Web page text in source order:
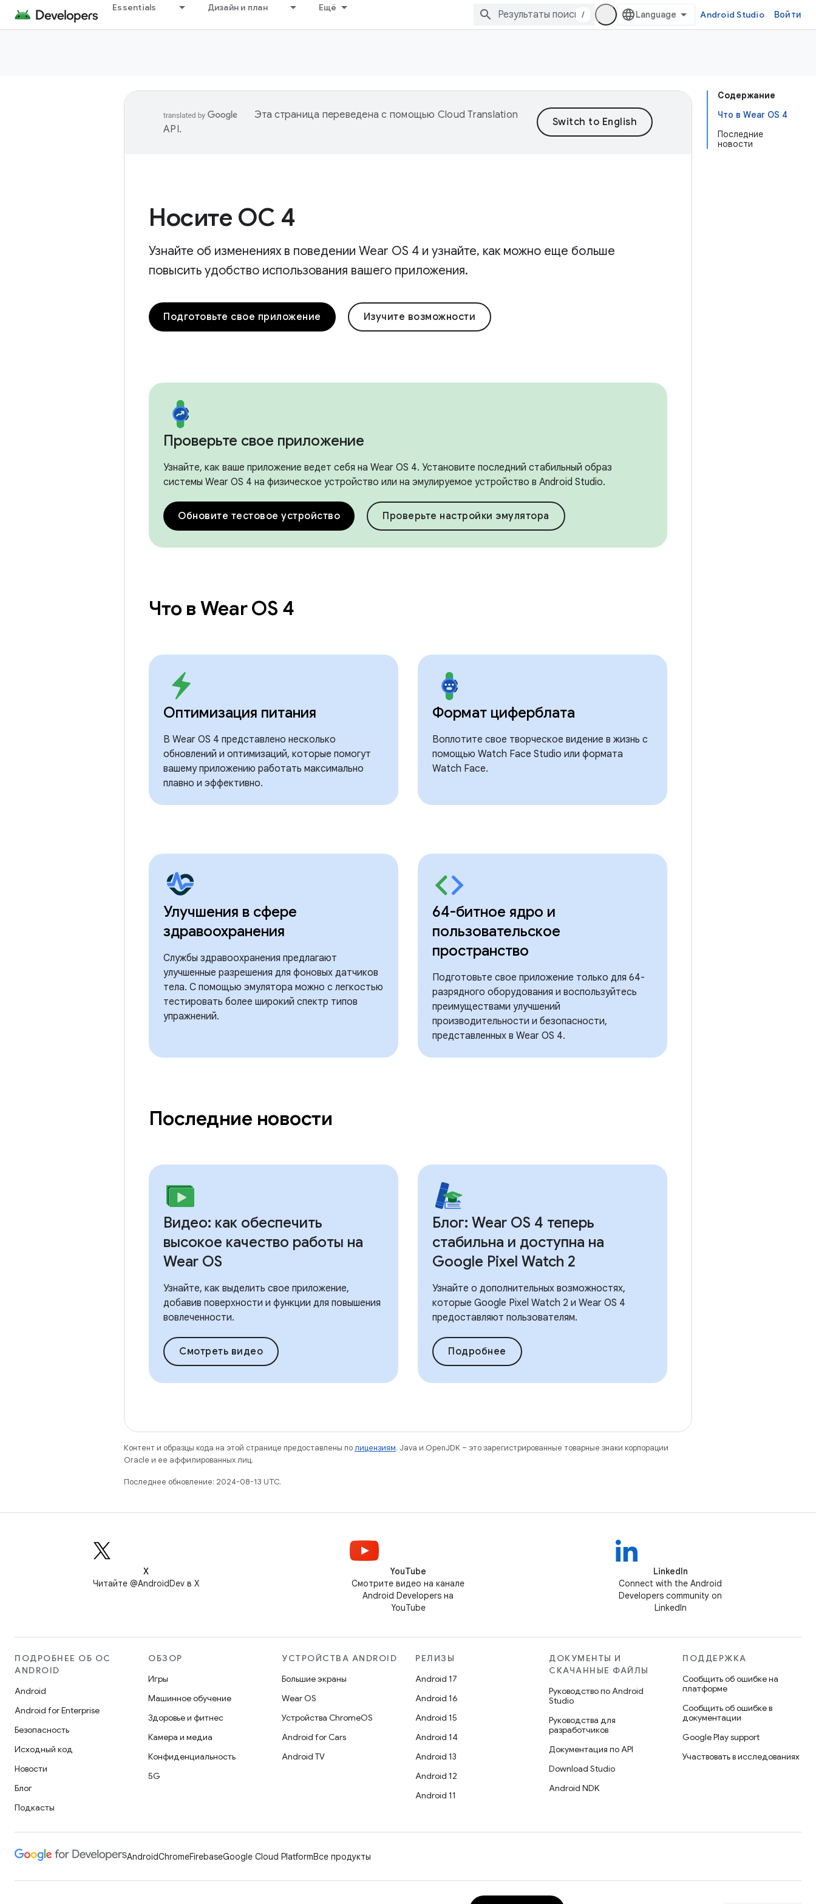
Essentials Дизайн и план Ещё
/ Android Studio Войти
Содержание
Что в Wear OS 4
Последние
новости
Эта страница переведена с помощью Cloud Translation
API.
Носите ОС 4
Узнайте об изменениях в поведении Wear OS 4 и узнайте, как можно еще больше
повысить удобство использования вашего приложения.
Подготовьте свое приложение Изучите возможности
Проверьте свое приложение
Узнайте, как ваше приложение ведет себя на Wear OS 4. Установите последний стабильный образ
системы Wear OS 4 на физическое устройство или на эмулируемое устройство в Android Studio.
Обновите тестовое устройство Проверьте настройки эмулятора
Что в Wear OS 4
Оптимизация питания
В Wear OS 4 представлено несколько
обновлений и оптимизаций, которые помогут
вашему приложению работать максимально
плавно и эффективно.
Формат циферблата
Воплотите свое творческое видение в жизнь с
помощью Watch Face Studio или формата
Watch Face.
Улучшения в сфере
здравоохранения
Службы здравоохранения предлагают
улучшенные разрешения для фоновых датчиков
тела. С помощью эмулятора можно с легкостью
тестировать более широкий спектр типов
упражнений.
64-битное ядро ​​и
пользовательское
пространство
Подготовьте свое приложение только для 64-
разрядного оборудования и воспользуйтесь
преимуществами улучшений
производительности и безопасности,
представленных в Wear OS 4.
Последние новости
Видео: как обеспечить
высокое качество работы на
Wear OS
Узнайте, как выделить свое приложение,
добавив поверхности и функции для повышения
вовлеченности.
Смотреть видео
Блог: Wear OS 4 теперь
стабильна и доступна на
Google Pixel Watch 2
Узнайте о дополнительных возможностях,
которые Google Pixel Watch 2 и Wear OS 4
предоставляют пользователям.
Подробнее
Контент и образцы кода на этой странице предоставлены полицензиям. Java и OpenJDK – это зарегистрированные товарные знаки корпорации
Oracle и ее аффилированных лиц.
Последнее обновление: 2024-08-13 UTC.
X
Читайте @AndroidDev в X
YouTube
Смотрите видео на канале
Android Developers на
YouTube
LinkedIn
Connect with the Android
Developers community on
LinkedIn
ПОДРОБНЕЕ ОБ ОС
ANDROID
Android
Android for Enterprise
Безопасность
Исходный код
Новости
Блог
Подкасты
ОБЗОР
Игры
Машинное обучение
Здоровье и фитнес
Камера и медиа
Конфиденциальность
5G
УСТРОЙСТВА ANDROID
Большие экраны
Wear OS
Устройства ChromeOS
Android for Cars
Android TV
РЕЛИЗЫ
Android 17
Android 16
Android 15
Android 14
Android 13
Android 12
Android 11
ДОКУМЕНТЫ И
СКАЧАННЫЕ ФАЙЛЫ
Руководство по Android
Studio
Руководства для
разработчиков
Документация по API
Download Studio
Android NDK
ПОДДЕРЖКА
Сообщить об ошибке на
платформе
Сообщить об ошибке в
документации
Google Play support
Участвовать в исследованиях
AndroidChromeFirebaseGoogle Cloud PlatformВсе продукты